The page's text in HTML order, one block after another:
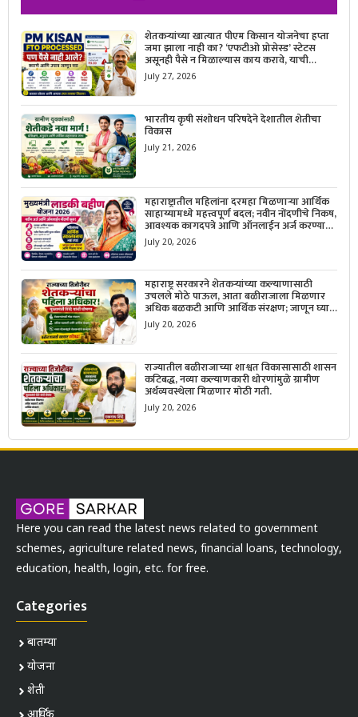
शेतकऱ्यांच्या खात्यात पीएम किसान योजनेचा हप्ता
जमा झाला नाही का? ‘एफटीओ प्रोसेस्ड’ स्टेटस
असूनही पैसे न मिळाल्यास काय करावे, याची
सविस्तर माहिती जाणून घ्या.
July 27, 2026
भारतीय कृषी संशोधन परिषदेने देशातील शेतीचा
विकास
July 21, 2026
महाराष्ट्रातील महिलांना दरमहा मिळणाऱ्या आर्थिक
साहाय्यामध्ये महत्त्वपूर्ण बदल; नवीन नोंदणीचे निकष,
आवश्यक कागदपत्रे आणि ऑनलाईन अर्ज करण्याची
सोपी प्रक्रिया जाणून घ्या.
July 20, 2026
महाराष्ट्र सरकारने शेतकऱ्यांच्या कल्याणासाठी
उचलले मोठे पाऊल, आता बळीराजाला मिळणार
अधिक बळकटी आणि आर्थिक संरक्षण; जाणून घ्या
सरकारचा नवा संकल्प.
July 20, 2026
राज्यातील बळीराजाच्या शाश्वत विकासासाठी शासन
कटिबद्ध, नव्या कल्याणकारी धोरणांमुळे ग्रामीण
अर्थव्यवस्थेला मिळणार मोठी गती.
July 20, 2026
Here you can read the latest news related to government
schemes, agriculture related news, financial loans, technology,
education, health, login, etc. for free.
Categories
बातम्या
योजना
शेती